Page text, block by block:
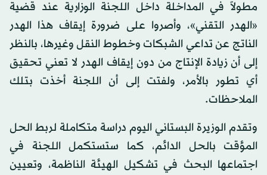
مطولاً في المداخلة داخل اللجنة الوزارية عند قضية
«الهدر التقني»، وأصروا على ضرورة إيقاف هذا الهدر
الناتج عن تداعي الشبكات وخطوط النقل وغيرها، بالنظر
إلى أن زيادة الإنتاج من دون إيقاف الهدر لا تعني تحقيق
أي تطور بالأمر، ولفتت إلى أن اللجنة أخذت بتلك
الملاحظات.
وتقدم الوزيرة البستاني اليوم دراسة متكاملة لربط الحل
المؤقت بالحل الدائم، كما ستستكمل اللجنة في
اجتماعها البحث في تشكيل الهيئة الناظمة، وتعيين